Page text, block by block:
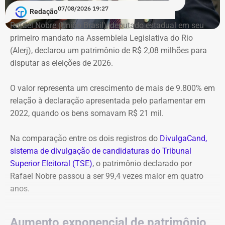
nessa modalidade chegou a R$ 11,95 milhões, mais que
o dobro do registrado na última eleição.
Entre os bens de maior valor também aparecem uma
cessão de quotas avaliada em R$ 20 milhões, R$ 5,6
em condomínio de R$ 3 milhões, um sítio de R$ 2,05
milhões, além de diversos imóveis, terrenos e
participações societárias.
Redação07/08/2026 19:27
Rafael Nobre (União Brasil), deputado estadual em seu
primeiro mandato na Assembleia Legislativa do Rio
(Alerj), declarou um patrimônio de R$ 2,08 milhões para
disputar as eleições de 2026.
O valor representa um crescimento de mais de 9.800% em
relação à declaração apresentada pelo parlamentar em
2022, quando os bens somavam R$ 21 mil.
Na comparação entre os dois registros do DivulgaCand,
sistema de divulgação de candidaturas do Tribunal
Superior Eleitoral (TSE), o patrimônio declarado por
Rafael Nobre passou a ser 99,4 vezes maior em quatro
anos.